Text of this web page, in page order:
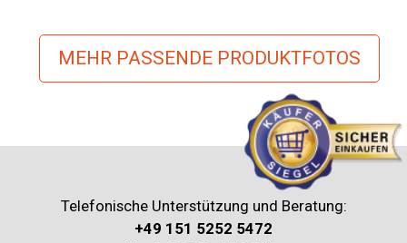
MEHR PASSENDE PRODUKTFOTOS
Telefonische Unterstützung und Beratung:
+49 151 5252 5472